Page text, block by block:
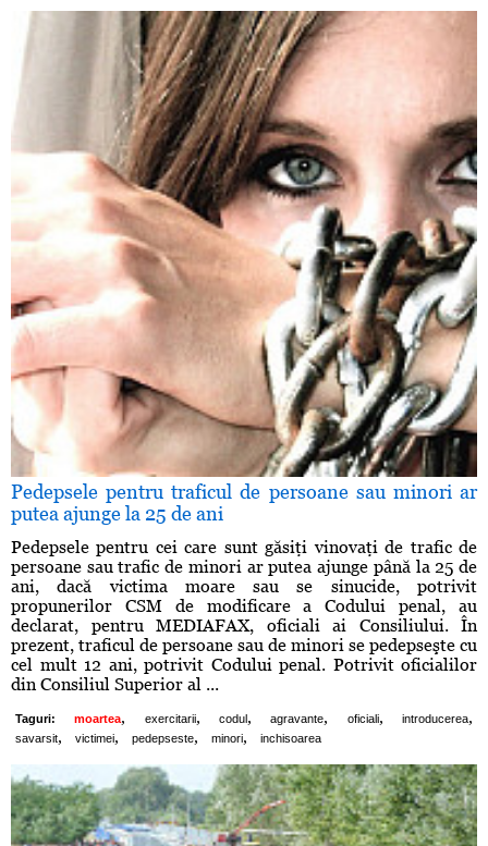
Pedepsele pentru traficul de persoane sau minori ar
putea ajunge la 25 de ani
Pedepsele pentru cei care sunt găsiţi vinovaţi de trafic de
persoane sau trafic de minori ar putea ajunge până la 25 de
ani, dacă victima moare sau se sinucide, potrivit
propunerilor CSM de modificare a Codului penal, au
declarat, pentru MEDIAFAX, oficiali ai Consiliului. În
prezent, traficul de persoane sau de minori se pedepseşte cu
cel mult 12 ani, potrivit Codului penal. Potrivit oficialilor
din Consiliul Superior al ...
Taguri: moartea, exercitarii, codul , agravante, oficiali, introducerea,
savarsit, victimei, pedepseste, minori, inchisoarea